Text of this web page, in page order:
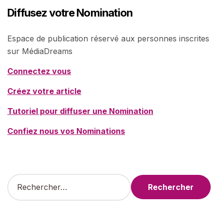
Diffusez votre Nomination
Espace de publication réservé aux personnes inscrites
sur MédiaDreams
Connectez vous
Créez votre article
Tutoriel pour diffuser une Nomination
Confiez nous vos Nominations
R
e